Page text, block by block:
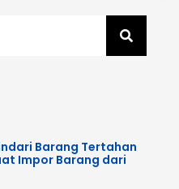
Barang Tertahan
Impor Barang dari